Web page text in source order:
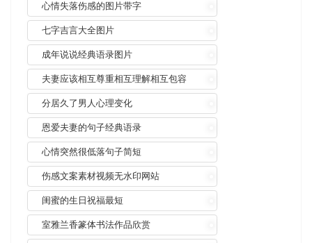
心情失落伤感的图片带字
七字吉言大全图片
成年说说经典语录图片
夫妻应该相互尊重相互理解相互包容
分居久了男人心理变化
恩爱夫妻的句子经典语录
心情突然很低落句子简短
伤感文案素材视频无水印网站
闺蜜的生日祝福最短
室雅兰香篆体书法作品欣赏